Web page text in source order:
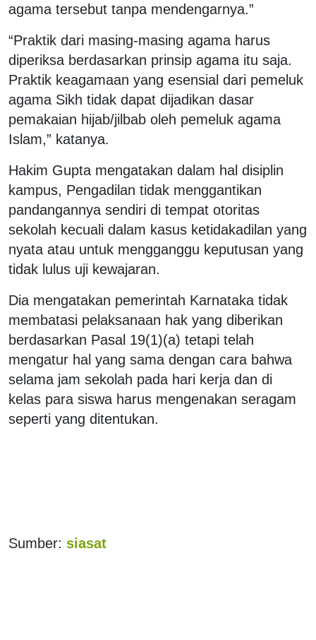
agama tersebut tanpa mendengarnya.”
“Praktik dari masing-masing agama harus
diperiksa berdasarkan prinsip agama itu saja.
Praktik keagamaan yang esensial dari pemeluk
agama Sikh tidak dapat dijadikan dasar
pemakaian hijab/jilbab oleh pemeluk agama
Islam,” katanya.
Hakim Gupta mengatakan dalam hal disiplin
kampus, Pengadilan tidak menggantikan
pandangannya sendiri di tempat otoritas
sekolah kecuali dalam kasus ketidakadilan yang
nyata atau untuk mengganggu keputusan yang
tidak lulus uji kewajaran.
Dia mengatakan pemerintah Karnataka tidak
membatasi pelaksanaan hak yang diberikan
berdasarkan Pasal 19(1)(a) tetapi telah
mengatur hal yang sama dengan cara bahwa
selama jam sekolah pada hari kerja dan di
kelas para siswa harus mengenakan seragam
seperti yang ditentukan.
Sumber: siasat